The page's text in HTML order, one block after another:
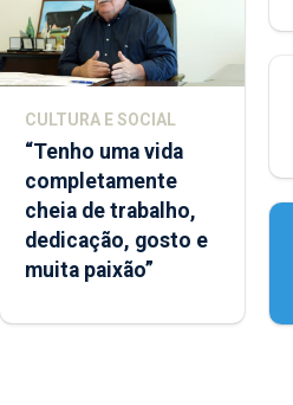
CULTURA E SOCIAL
“Tenho uma vida
completamente
cheia de trabalho,
dedicação, gosto e
muita paixão”